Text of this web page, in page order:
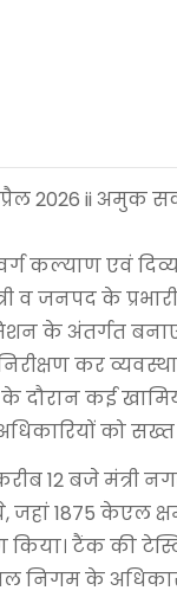
2026 ii अमुक
कल्याण एवं
व जनपद के
के अंतर्गत
कर
के दौरान कई
को सख्त
12 बजे मंत्री
जहां 1875 केएल
किया। टैंक की
निगम के